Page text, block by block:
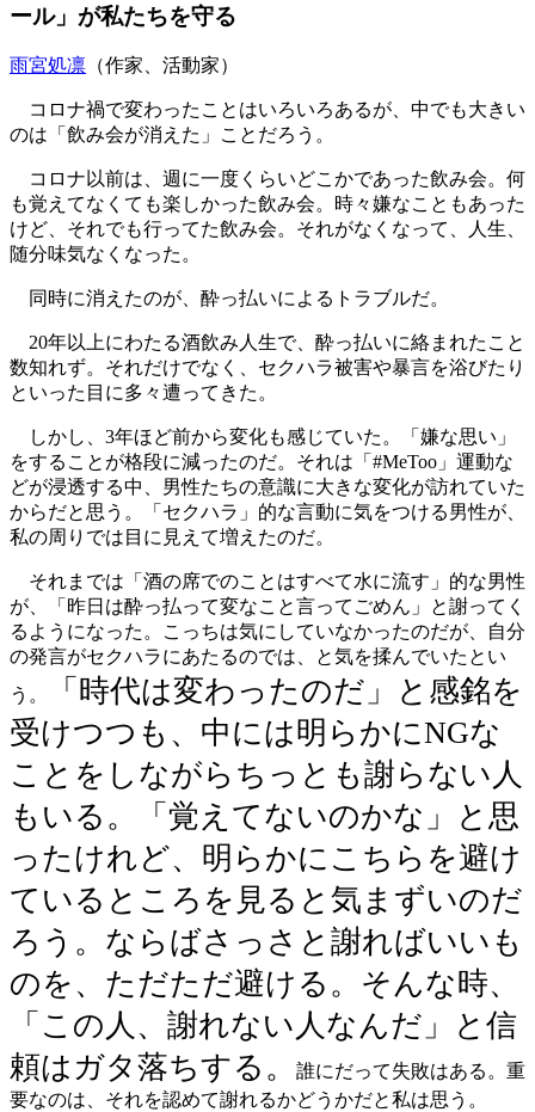
ール」が私たちを守る
雨宮処凛 （作家、活動家）
コロナ禍で変わったことはいろいろあるが、中でも大きい
のは「飲み会が消えた」ことだろう。
コロナ以前は、週に一度くらいどこかであった飲み会。何
も覚えてなくても楽しかった飲み会。時々嫌なこともあった
けど、それでも行ってた飲み会。それがなくなって、人生、
随分味気なくなった。
同時に消えたのが、酔っ払いによるトラブルだ。
20年以上にわたる酒飲み人生で、酔っ払いに絡まれたこと
数知れず。それだけでなく、セクハラ被害や暴言を浴びたり
といった目に多々遭ってきた。
しかし、3年ほど前から変化も感じていた。「嫌な思い」
をすることが格段に減ったのだ。それは「#MeToo」運動な
どが浸透する中、男性たちの意識に大きな変化が訪れていた
からだと思う。「セクハラ」的な言動に気をつける男性が、
私の周りでは目に見えて増えたのだ。
それまでは「酒の席でのことはすべて水に流す」的な男性
が、「昨日は酔っ払って変なこと言ってごめん」と謝ってく
るようになった。こっちは気にしていなかったのだが、自分
の発言がセクハラにあたるのでは、と気を揉んでいたとい
う。
「時代は変わったのだ」と感銘を
受けつつも、中には明らかにNGな
ことをしながらちっとも謝らない人
もいる。「覚えてないのかな」と思
ったけれど、明らかにこちらを避け
ているところを見ると気まずいのだ
ろう。ならばさっさと謝ればいいも
のを、ただただ避ける。そんな時、
「この人、謝れない人なんだ」と信
頼はガタ落ちする。
誰にだって失敗はある。重
要なのは、それを認めて謝れるかどうかだと私は思う。